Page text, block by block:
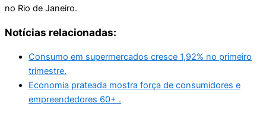
no Rio de Janeiro.
Notícias relacionadas:
Consumo em supermercados cresce 1,92% no primeiro
trimestre.
Economia prateada mostra força de consumidores e
empreendedores 60+ .